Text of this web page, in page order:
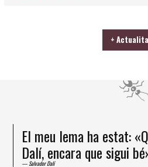
+
El meu lema ha estat:
Dalí, encara que sigui
Salvador Dalí